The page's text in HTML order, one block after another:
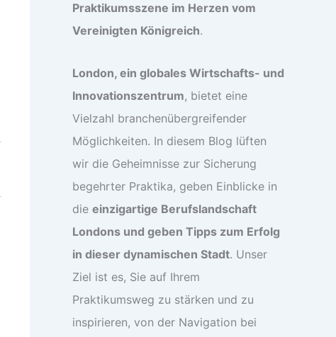
Praktikumsszene im Herzen vom
Vereinigten Königreich.
London, ein globales Wirtschafts- und
Innovationszentrum, bietet eine
Vielzahl branchenübergreifender
Möglichkeiten. In diesem Blog lüften
wir die Geheimnisse zur Sicherung
begehrter Praktika, geben Einblicke in
die einzigartige Berufslandschaft
Londons und geben Tipps zum Erfolg
in dieser dynamischen Stadt. Unser
Ziel ist es, Sie auf Ihrem
Praktikumsweg zu stärken und zu
inspirieren, von der Navigation bei